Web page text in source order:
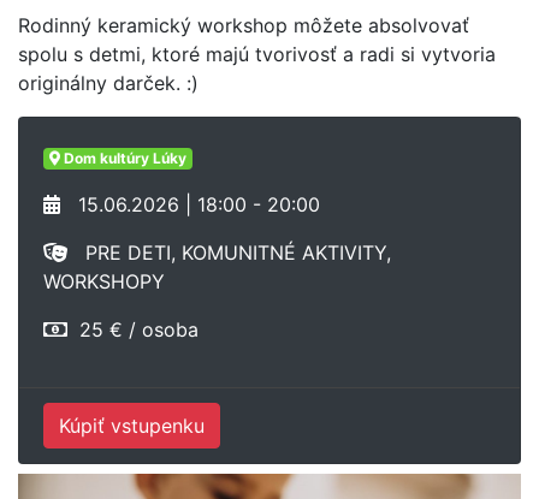
Rodinný keramický workshop môžete absolvovať
spolu s detmi, ktoré majú tvorivosť a radi si vytvoria
originálny darček. :)
Dom kultúry Lúky
15.06.2026 | 18:00 - 20:00
PRE DETI, KOMUNITNÉ AKTIVITY,
WORKSHOPY
25 € / osoba
Kúpiť vstupenku